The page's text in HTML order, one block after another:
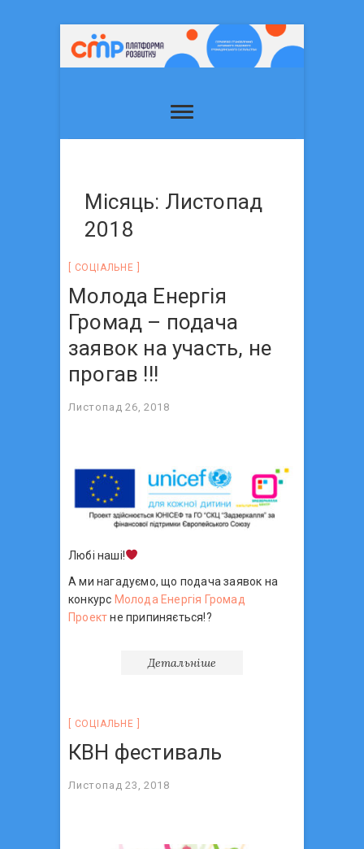
Місяць: Листопад
2018
СОЦIАЛЬНЕ
Молода Енергія
Громад – подача
заявок на участь, не
прогав !!!
Листопад 26, 2018
Любі наші!
А ми нагадуємо, що подача заявок на
конкурс Молода Енергія Громад
Проектне припиняється!?
Детальніше
СОЦIАЛЬНЕ
КВН фестиваль
Листопад 23, 2018